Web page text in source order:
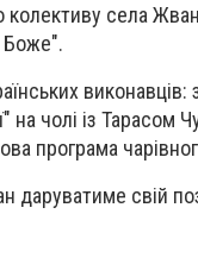
колективу села
Боже".
виконавців:
чолі із Тарасом
програма
даруватиме свій